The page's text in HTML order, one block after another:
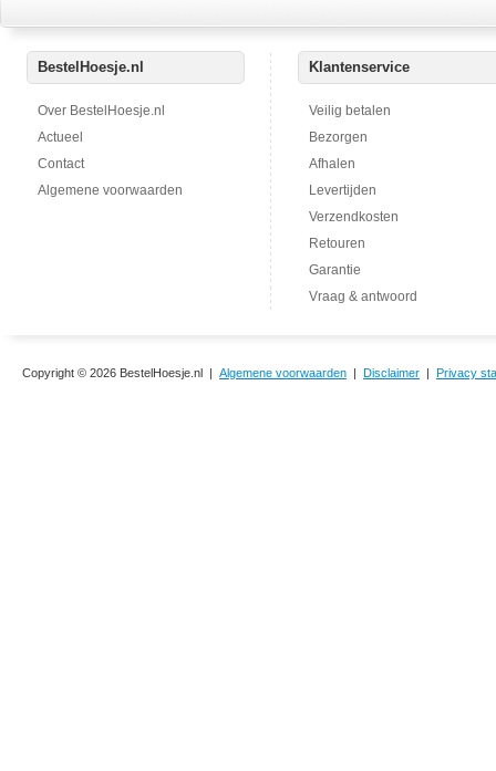
BestelHoesje.nl
Over BestelHoesje.nl
Actueel
Contact
Algemene voorwaarden
Klantenservice
Veilig betalen
Bezorgen
Afhalen
Levertijden
Verzendkosten
Retouren
Garantie
Vraag & antwoord
Copyright © 2026 BestelHoesje.nl | Algemene voorwaarden | Disclaimer | Privacy